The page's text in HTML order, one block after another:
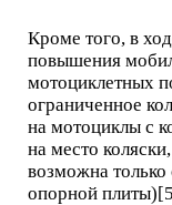
Кроме того, в
повышения
мотоциклетных
ограниченное
на мотоциклы с
на место
возможна только
опорной